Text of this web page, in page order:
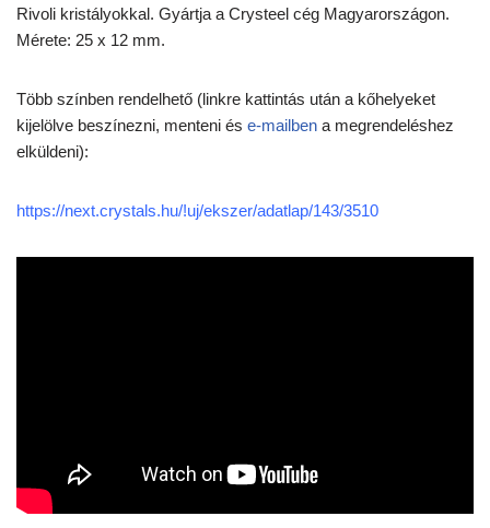
Rivoli kristályokkal. Gyártja a Crysteel cég Magyarországon.
Mérete: 25 x 12 mm.
Több színben rendelhető (linkre kattintás után a kőhelyeket
kijelölve beszínezni, menteni és e-mailben a megrendeléshez
elküldeni):
https://next.crystals.hu/!uj/ekszer/adatlap/143/3510